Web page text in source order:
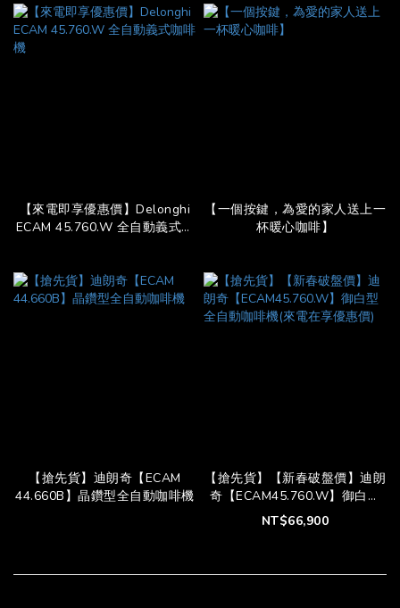
【來電即享優惠價】Delonghi
ECAM 45.760.W 全自動義式咖
【一個按鍵，為愛的家人送上一
杯暖心咖啡】
【搶先貨】迪朗奇【ECAM
44.660B】晶鑽型全自動咖啡機
【搶先貨】【新春破盤價】迪朗
奇【ECAM45.760.W】御白型
全自動咖啡機(來電在享優惠價)
NT$66,900